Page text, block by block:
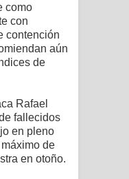
como
con
contención
aún
de
Rafael
fallecidos
en pleno
de
en otoño.